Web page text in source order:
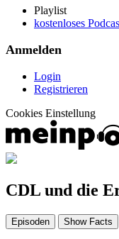
Playlist
kostenloses
Anmelden
Login
Registrieren
Cookies Einstellung
CDL und die
Episoden Show Facts